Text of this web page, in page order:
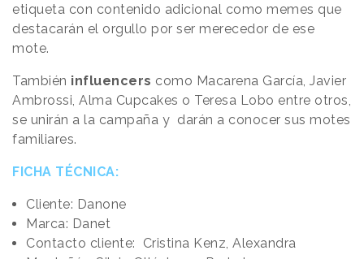
etiqueta con contenido adicional como memes que
destacarán el orgullo por ser merecedor de ese
mote.
También influencers como Macarena García, Javier
Ambrossi, Alma Cupcakes o Teresa Lobo entre otros,
se unirán a la campaña y darán a conocer sus motes
familiares.
FICHA TÉCNICA:
Cliente: Danone
Marca: Danet
Contacto cliente: Cristina Kenz, Alexandra